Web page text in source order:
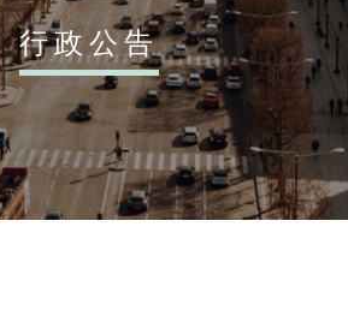
行政公告